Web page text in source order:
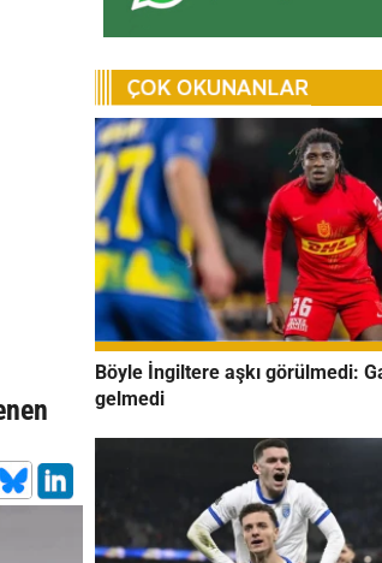
Böyle İngiltere aşkı görülmedi:
gelmedi